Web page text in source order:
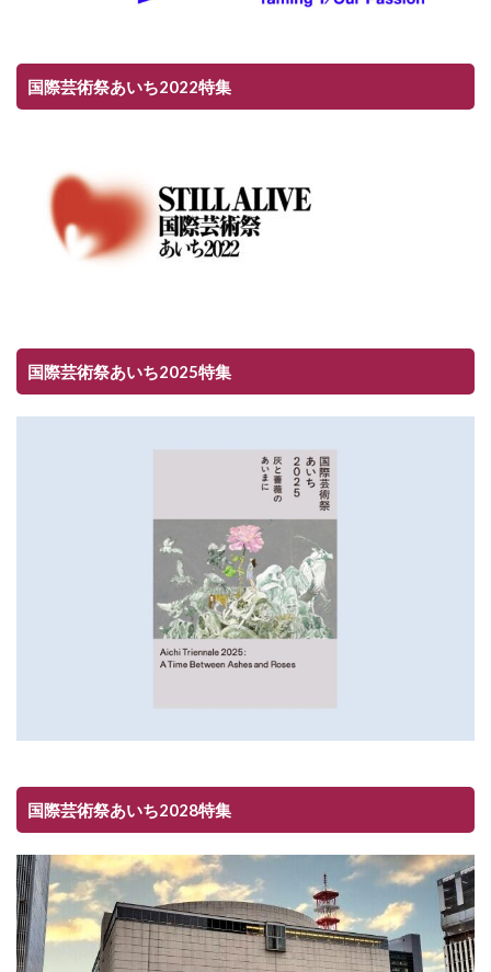
国際芸術祭あいち2022特集
国際芸術祭あいち2025特集
国際芸術祭あいち2028特集